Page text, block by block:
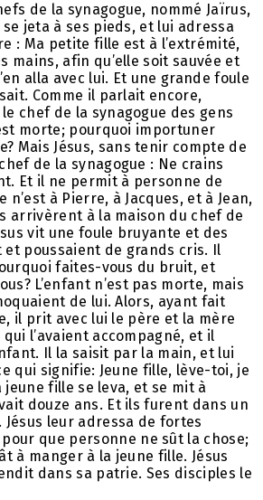
de la synagogue, nommé Jaïrus,
se jeta à ses pieds, et lui adressa
: Ma petite fille est à l’extrémité,
mains, afin qu’elle soit sauvée et
alla avec lui. Et une grande foule
Comme il parlait encore,
chef de la synagogue des gens
morte; pourquoi importuner
Mais Jésus, sans tenir compte de
de la synagogue : Ne crains
Et il ne permit à personne de
n’est à Pierre, à Jacques, et à Jean,
arrivèrent à la maison du chef de
vit une foule bruyante et des
et poussaient de grands cris. Il
faites-vous du bruit, et
L’enfant n’est pas morte, mais
de lui. Alors, ayant fait
il prit avec lui le père et la mère
l’avaient accompagné, et il
Il la saisit par la main, et lui
qui signifie: Jeune fille, lève-toi, je
fille se leva, et se mit à
douze ans. Et ils furent dans un
leur adressa de fortes
que personne ne sût la chose;
à manger à la jeune fille. Jésus
dans sa patrie. Ses disciples le